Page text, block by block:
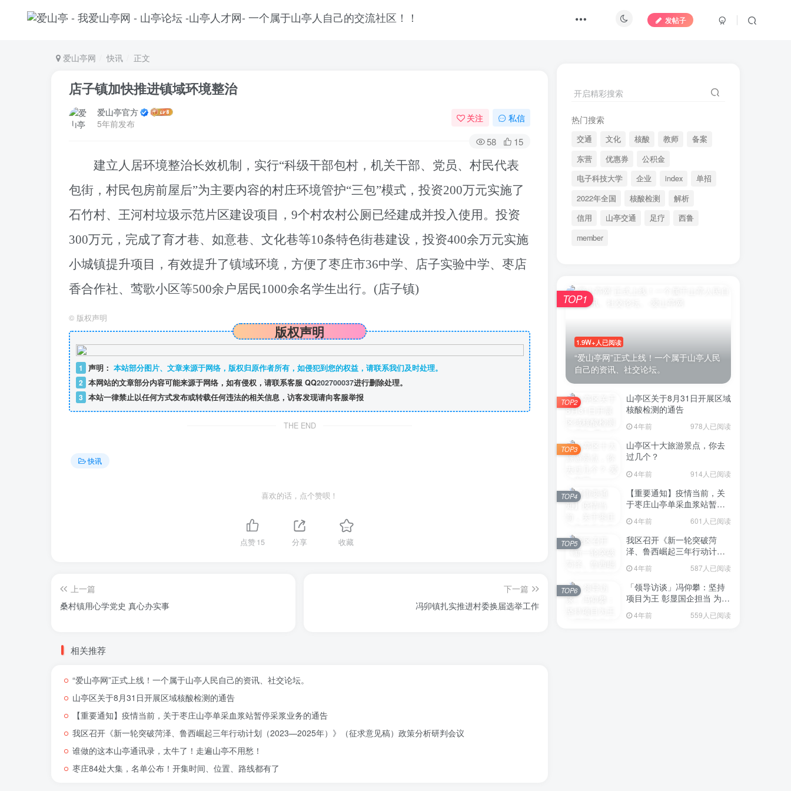
发帖子
爱山亭网 快讯 正文
店子镇加快推进镇域环境整治
爱山亭官方
5年前发布
关注 私信
58 15
建立人居环境整治长效机制，实行“科级干部包村，机关干部、党员、村民代表
包街，村民包房前屋后”为主要内容的村庄环境管护“三包”模式，投资200万元实施了
石竹村、王河村垃圾示范片区建设项目，9个村农村公厕已经建成并投入使用。投资
300万元，完成了育才巷、如意巷、文化巷等10条特色街巷建设，投资400余万元实施
小城镇提升项目，有效提升了镇域环境，方便了枣庄市36中学、店子实验中学、枣店
香合作社、莺歌小区等500余户居民1000余名学生出行。(店子镇)
© 版权声明
版权声明
1 声明： 本站部分图片、文章来源于网络，版权归原作者所有，如侵犯到您的权益，请联系我们及时处理。
2 本网站的文章部分内容可能来源于网络，如有侵权，请联系客服 QQ202700037进行删除处理。
3 本站一律禁止以任何方式发布或转载任何违法的相关信息，访客发现请向客服举报
THE END
快讯
喜欢的话，点个赞呗！
点赞15 分享 收藏
上一篇
桑村镇用心学党史 真心办实事
下一篇
冯卯镇扎实推进村委换届选举工作
相关推荐
“爱山亭网”正式上线！一个属于山亭人民自己的资讯、社交论坛。
山亭区关于8月31日开展区域核酸检测的通告
【重要通知】疫情当前，关于枣庄山亭单采血浆站暂停采浆业务的通告
我区召开《新一轮突破菏泽、鲁西崛起三年行动计划（2023—2025年）》（征求意见稿）政策分析研判会议
谁做的这本山亭通讯录，太牛了！走遍山亭不用愁！
枣庄84处大集，名单公布！开集时间、位置、路线都有了
开启精彩搜索
热门搜索
交通 文化 核酸 教师
备案
东营
优惠券
公积金
电子科技大学
企业 index
单招
2022年全国
核酸检测
解析
信用
山亭交通 足疗
西鲁
member
1.9W+人已阅读
“爱山亭网”正式上线！一个属于山亭人民
自己的资讯、社交论坛。
TOP1
山亭区关于8月31日开展区域
核酸检测的通告
4年前 978人已阅读
TOP2
山亭区十大旅游景点，你去
过几个？
4年前 914人已阅读
TOP3
【重要通知】疫情当前，关
于枣庄山亭单采血浆站暂停
4年前 601人已阅读
TOP4
我区召开《新一轮突破菏
泽、鲁西崛起三年行动计划
意见稿）政策分析研判会议
4年前 587人已阅读
TOP5
「领导访谈」冯仰攀：坚持
项目为王 彰显国企担当 为全
点项目建设贡献“交发力量”
4年前 559人已阅读
TOP6